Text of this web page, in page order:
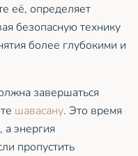
её, определяет
безопасную технику
более глубокими и
завершаться
шавасану. Это время
а энергия
пропустить